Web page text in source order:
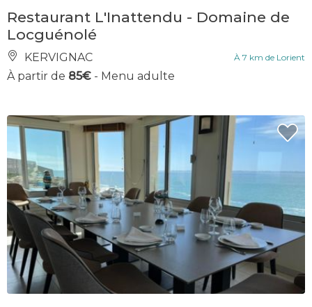
Restaurant L'Inattendu - Domaine de
Locguénolé
KERVIGNAC À 7 km de Lorient
À partir de 85€ - Menu adulte